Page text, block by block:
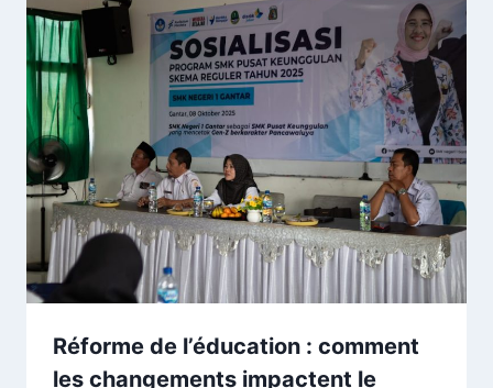
Réforme de l’éducation : comment
les changements impactent le